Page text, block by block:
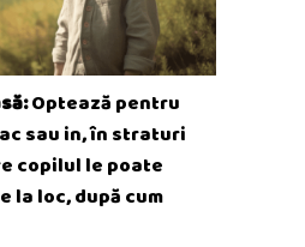
Optează pentru
sau in, în straturi
copilul le poate
la loc, după cum